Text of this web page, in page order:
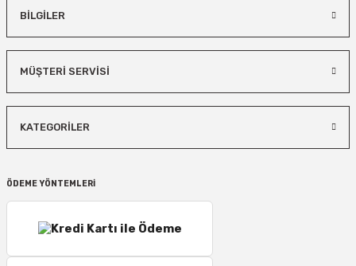
BİLGİLER
MÜŞTERİ SERVİSİ
KATEGORİLER
ÖDEME YÖNTEMLERİ